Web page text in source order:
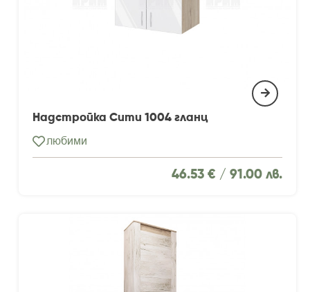
Надстройка Сити 1004 гланц
любими
46.53 € / 91.00 лв.